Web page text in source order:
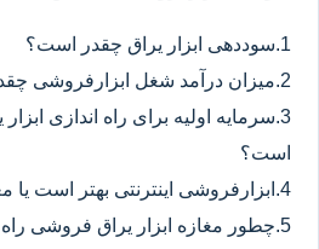
1.سوددهی ابزار یراق چقدر است؟
2.میزان درآمد شغل ابزارفروشی چقدر است؟
3.سرمایه اولیه برای راه اندازی
است؟
4.ابزارفروشی اینترنتی بهتر است یا مغازه ابزار یراق؟
5.چطور مغازه ابزار یراق فروشی راه اندازی کنیم؟